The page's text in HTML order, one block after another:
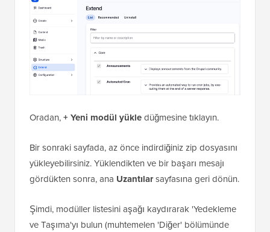
Oradan,+ Yeni modül yükledüğmesine tıklayın.
Bir sonraki sayfada, az önce indirdiğiniz zip dosyasını
yükleyebilirsiniz. Yüklendikten ve bir başarı mesajı
gördükten sonra, ana Uzantılarsayfasına geri dönün.
Şimdi, modüller listesini aşağı kaydırarak 'Yedekleme
ve Taşıma'yı bulun (muhtemelen 'Diğer' bölümünde